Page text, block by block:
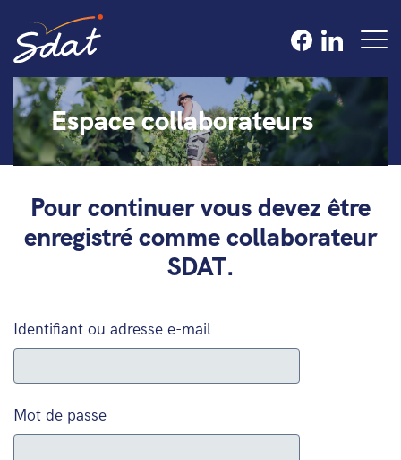
Espace collaborateurs
Pour continuer vous devez être
enregistré comme collaborateur
SDAT.
Identifiant ou adresse e-mail
Mot de passe